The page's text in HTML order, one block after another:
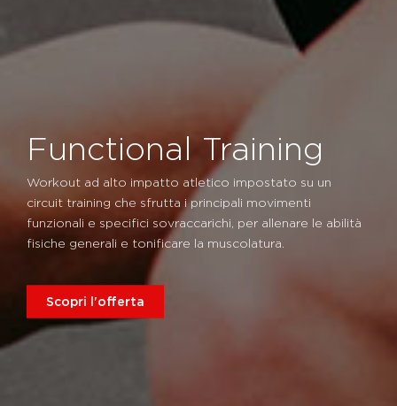
Functional Training
Workout ad alto impatto atletico impostato su un
circuit training che sfrutta i principali movimenti
funzionali e specifici sovraccarichi, per allenare le abilità
fisiche generali e tonificare la muscolatura.
Scopri l'offerta